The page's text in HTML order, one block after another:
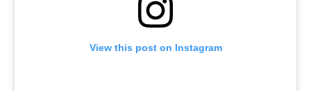
View this post on Instagram